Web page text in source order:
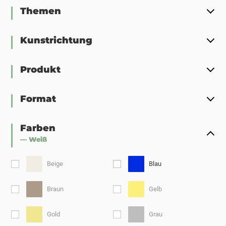
Themen
Kunstrichtung
Produkt
Format
Farben
— Weiß
Beige Blau
Braun Gelb
Gold Grau